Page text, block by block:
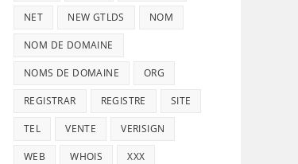
NET NEW GTLDS NOM
NOM DE DOMAINE
NOMS DE DOMAINE ORG
REGISTRAR REGISTRE SITE
TEL VENTE VERISIGN
WEB WHOIS XXX